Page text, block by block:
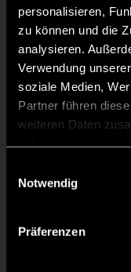
personalisieren,
zu können und die
analysieren.
Verwendung
soziale Medien,
Partner führen
weiteren Daten
Notwendig
Präferenzen
P.
Luise